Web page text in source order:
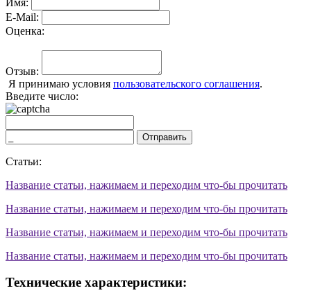
E-Mail:
Оценка:
Отзыв:
Я принимаю условия пользовательского соглашения.
Введите число:
Отправить
Статьи:
Название статьи, нажимаем и переходим что-бы прочитать
Название статьи, нажимаем и переходим что-бы прочитать
Название статьи, нажимаем и переходим что-бы прочитать
Название статьи, нажимаем и переходим что-бы прочитать
Технические характеристики: